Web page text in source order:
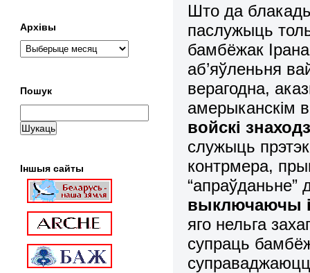
Што да блакады
паслужыць
бамбёжак
аб’яўленьня
верагодна,
амерыканскім
войскі
служыць
контрмера,
выключаючы
яго нельга
супраць
Архівы
Пошук
Іншыя сайты